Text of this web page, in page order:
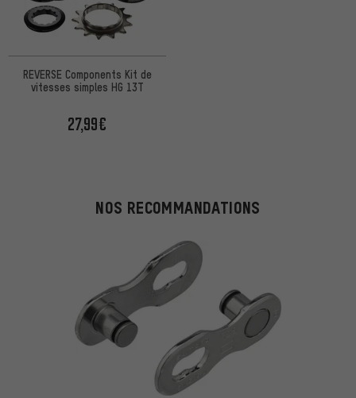
REVERSE Components Kit de
vitesses simples HG 13T
27,99€
NOS RECOMMANDATIONS